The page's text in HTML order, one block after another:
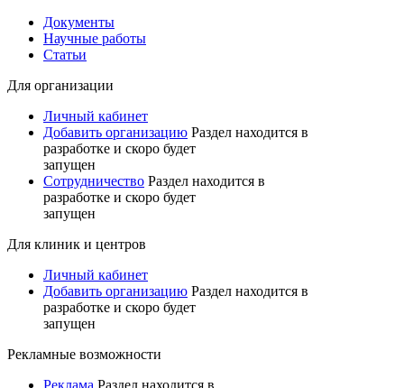
Документы
Научные работы
Статьи
Для организации
Личный кабинет
Добавить организацию Раздел находится в
разработке и скоро будет
запущен
Сотрудничество Раздел находится в
разработке и скоро будет
запущен
Для клиник и центров
Личный кабинет
Добавить организацию Раздел находится в
разработке и скоро будет
запущен
Рекламные возможности
Реклама Раздел находится в